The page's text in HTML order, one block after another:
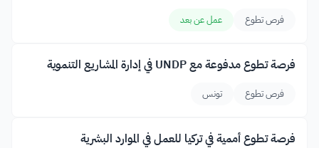
فرص تطوع عمل عن بعد
فرصة تطوع مدفوعة مع UNDP في إدارة المشاريع التنموية
فرص تطوع تونس
فرصة تطوع أممية في تركيا للعمل في الموارد البشرية